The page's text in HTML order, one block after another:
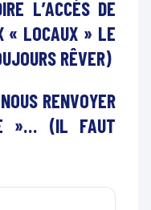
L’ACCÈS DE
« LOCAUX » LE
RÊVER)
RENVOYER
»… (IL FAUT